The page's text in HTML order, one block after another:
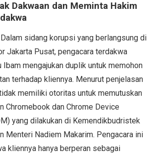
Dakwaan dan Meminta Hakim
sidang korupsi yang berlangsung di
Jakarta Pusat, pengacara terdakwa
Ibam mengajukan duplik untuk memohon
terhadap kliennya. Menurut penjelasan
memiliki otoritas untuk memutuskan
Chromebook dan Chrome Device
yang dilakukan di Kemendikbudristek
Menteri Nadiem Makarim. Pengacara ini
kliennya hanya berperan sebagai